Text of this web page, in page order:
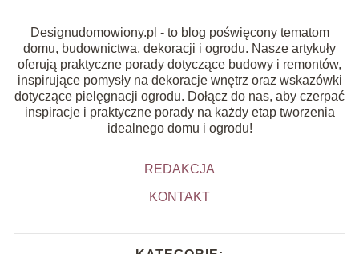
Designudomowiony.pl - to blog poświęcony tematom
domu, budownictwa, dekoracji i ogrodu. Nasze artykuły
oferują praktyczne porady dotyczące budowy i remontów,
inspirujące pomysły na dekoracje wnętrz oraz wskazówki
dotyczące pielęgnacji ogrodu. Dołącz do nas, aby czerpać
inspiracje i praktyczne porady na każdy etap tworzenia
idealnego domu i ogrodu!
REDAKCJA
KONTAKT